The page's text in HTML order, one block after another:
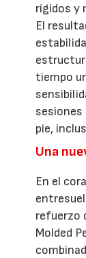
rígidos y
El
tiempo
sesiones
pie,
Una
En el
refuerzo
Molded